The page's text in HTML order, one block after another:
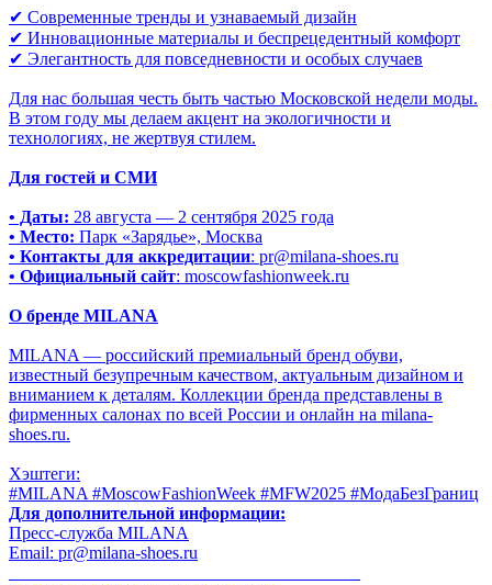
✔ Современные тренды и узнаваемый дизайн
✔ Инновационные материалы и беспрецедентный комфорт
✔ Элегантность для повседневности и особых случаев
Для нас большая честь быть частью Московской недели моды.
В этом году мы делаем акцент на экологичности и
технологиях, не жертвуя стилем.
Для гостей и СМИ
• Даты: 28 августа — 2 сентября 2025 года
• Место: Парк «Зарядье», Москва
• Контакты для аккредитации: pr@milana-shoes.ru
• Официальный сайт: moscowfashionweek.ru
О бренде MILANA
MILANA — российский премиальный бренд обуви,
известный безупречным качеством, актуальным дизайном и
вниманием к деталям. Коллекции бренда представлены в
фирменных салонах по всей России и онлайн на milana-
shoes.ru.
Хэштеги:
#MILANA #MoscowFashionWeek #MFW2025 #МодаБезГраниц
Для дополнительной информации:
Пресс-служба MILANA
Email: pr@milana-shoes.ru